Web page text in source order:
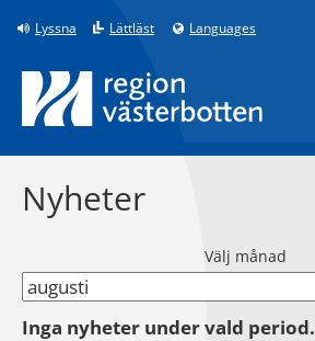
Till innehåll på sidan
Lyssna Lättläst Languages
Nyheter
Välj månad
Inga nyheter under vald period.